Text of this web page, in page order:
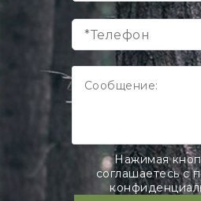
В
Нажимая
соглашаетесь с